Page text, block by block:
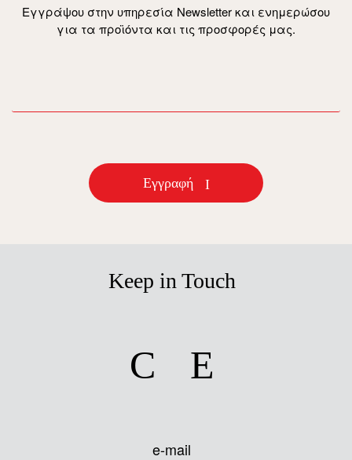
Εγγράψου στην υπηρεσία Newsletter και ενημερώσου
για τα προϊόντα και τις προσφορές μας.
Εγγραφή
Keep in Touch
e-mail